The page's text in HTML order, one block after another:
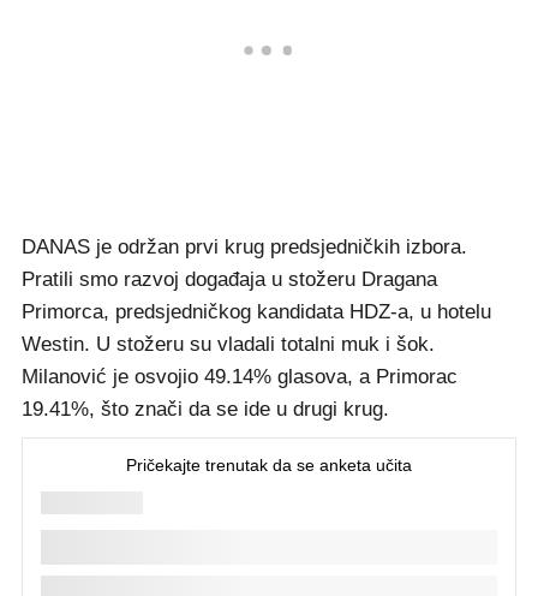
DANAS je održan prvi krug predsjedničkih izbora.
Pratili smo razvoj događaja u stožeru Dragana
Primorca, predsjedničkog kandidata HDZ-a, u hotelu
Westin. U stožeru su vladali totalni muk i šok.
Milanović je osvojio 49.14% glasova, a Primorac
19.41%, što znači da se ide u drugi krug.